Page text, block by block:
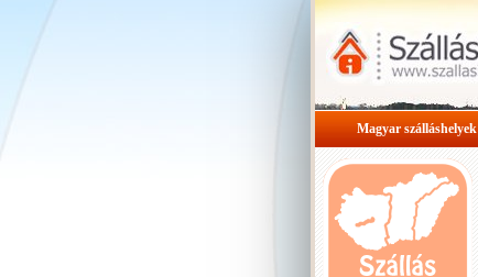
Magyar szálláshelyek